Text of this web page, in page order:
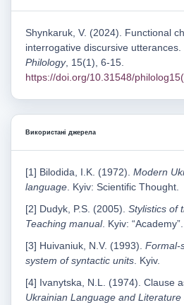
Shynkaruk, V. (2024). Functional
interrogative discursive utterances.
Philology, 15(1), 6-15.
https://doi.org/10.31548/
Використані джерела
[1] Bilodida, I.K. (1972). Modern
language. Kyiv: Scientific Thought.
[2] Dudyk, P.S. (2005). Stylistics of
Teaching manual. Kyiv: “Academy”.
[3] Huivaniuk, N.V. (1993). Formal-
system of syntactic units. Kyiv.
[4] Ivanytska, N.L. (1974). Clause
Ukrainian Language and Literature